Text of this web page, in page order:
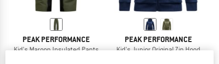
PEAK PERFORMANCE
Kid's Maroon Insulated Pants
PEAK PERFORMANCE
Kid's Junior Original Zip Hood